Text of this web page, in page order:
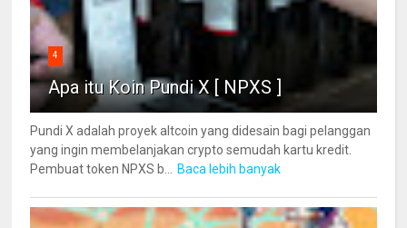
4
Apa itu Koin Pundi X [ NPXS ]
Pundi X adalah proyek altcoin yang didesain bagi pelanggan
yang ingin membelanjakan crypto semudah kartu kredit.
Pembuat token NPXS b...
Baca lebih banyak